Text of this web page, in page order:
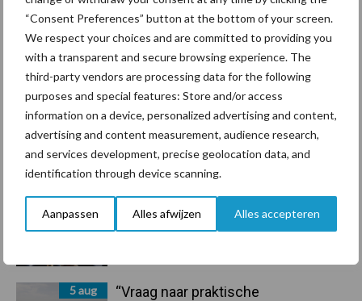
“Consent Preferences” button at the bottom of your screen.
We respect your choices and are committed to providing you
with a transparent and secure browsing experience. The
third-party vendors are processing data for the following
purposes and special features: Store and/or access
information on a device, personalized advertising and content,
advertising and content measurement, audience research,
and services development, precise geolocation data, and
identification through device scanning.
Aanpassen Alles afwijzen Alles accepteren
handel in de greep
7 aug
De speenhuid: een vaak
onderschatte risicofactor voor
mastitis
6 aug
ForFarmers ziet volume en
marktaandeel groeien in krimpende
Nederlandse markt
6 aug
Tien praktische tips voor een
langere levensduur
5 aug
“Vraag naar praktische